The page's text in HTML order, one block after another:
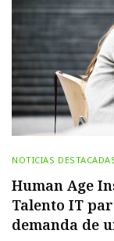
NOTICIAS
Human Age
Talento IT
demanda de